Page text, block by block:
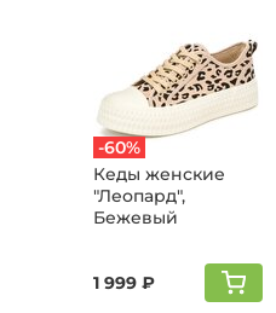
-60%
Кеды женские
"Леопард",
Бежевый
1 999 ₽